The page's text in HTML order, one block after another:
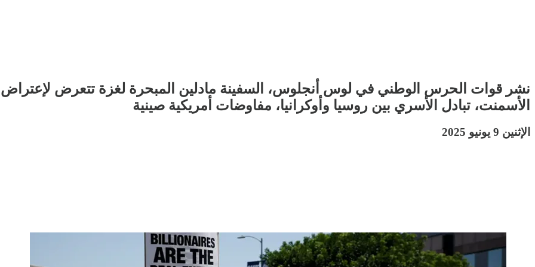
نشر قوات الحرس الوطني في لوس أنجلوس، السفينة مادلين المبحرة لغزة تتعرض لإعتراض
الأسمنت، تبادل الأسري بين روسيا وأوكرانيا، مفاوضات أمريكية صينية
الإثنين 9 يونيو 2025